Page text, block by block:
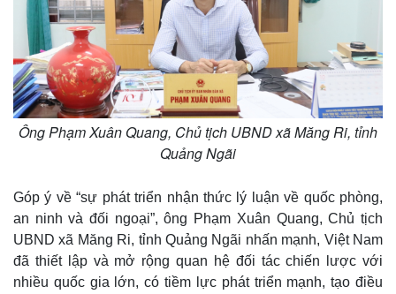
Ông Phạm Xuân Quang, Chủ tịch UBND xã Măng Ri, tỉnh
Quảng Ngãi
Góp ý về “sự phát triển nhận thức lý luận về quốc phòng,
an ninh và đối ngoại”, ông Phạm Xuân Quang, Chủ tịch
UBND xã Măng Ri, tỉnh Quảng Ngãi nhấn mạnh, Việt Nam
đã thiết lập và mở rộng quan hệ đối tác chiến lược với
nhiều quốc gia lớn, có tiềm lực phát triển mạnh, tạo điều